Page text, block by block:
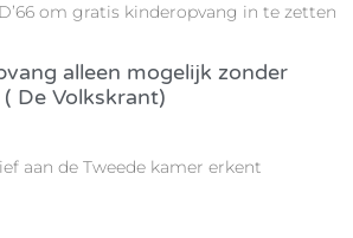
om gratis kinderopvang in te zetten
alleen mogelijk zonder
De Volkskrant)
aan de Tweede kamer erkent